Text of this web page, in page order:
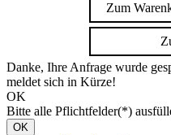
Zum
Danke, Ihre Anfrage wurde
meldet sich in Kürze!
OK
Bitte alle Pflichtfelder(*)
OK